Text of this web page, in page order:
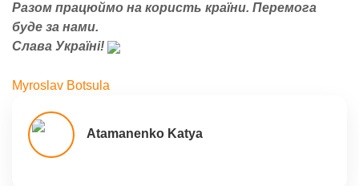
Разом працюймо на користь країни. Перемога
буде за нами.
Слава Україні!
Myroslav Botsula
Atamanenko Katya